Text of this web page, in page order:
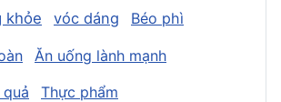
khỏe vóc dáng Béo phì
Ăn uống lành mạnh
Thực phẩm